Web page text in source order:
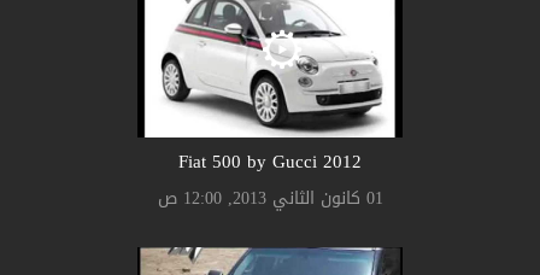
2012 Fiat 500 by Gucci
01 كانون الثاني 2013, 12:00 ص